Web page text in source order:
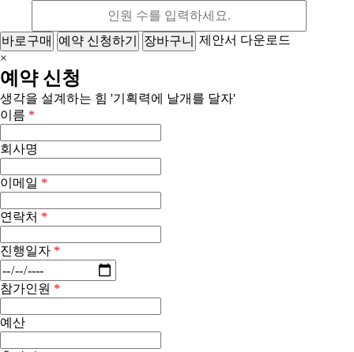
바로구매 예약 신청하기 장바구니
제안서 다운로드
×
예약 신청
생각을 설계하는 힘 '기획력에 날개를 달자'
이름 *
회사명
이메일 *
연락처 *
진행일자 *
참가인원 *
예산